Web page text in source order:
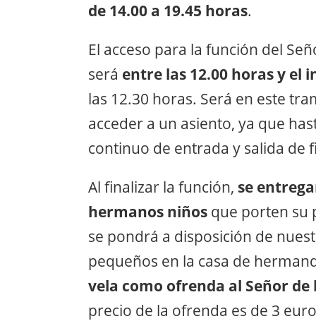
de 14.00 a 19.45 horas.
El acceso para la función del
será entre las 12.00 horas y el
las 12.30 horas. Será en este
acceder a un asiento, ya que
continuo de entrada y salida de
Al finalizar la función, se
hermanos niños que porten su
se pondrá a disposición de
pequeños en la casa de
vela como ofrenda al Señor
precio de la ofrenda es de 3